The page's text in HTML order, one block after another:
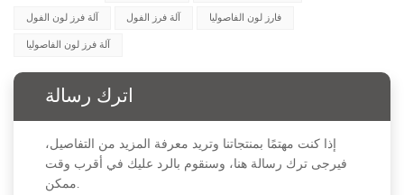
آلة فرز لون الفول
آلة فرز الفول
فارز لون الفاصوليا
آلة فرز لون الفاصوليا
اترك رسالة
إذا كنت مهتمًا بمنتجاتنا وتريد معرفة المزيد من التفاصيل،
فيرجى ترك رسالة هنا، وسنقوم بالرد عليك في أقرب وقت
ممكن.